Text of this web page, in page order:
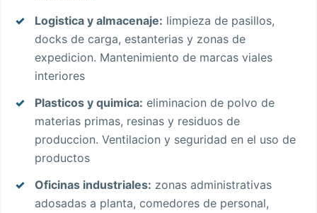
Logistica y almacenaje: limpieza de pasillos,
docks de carga, estanterias y zonas de
expedicion. Mantenimiento de marcas viales
interiores
Plasticos y quimica: eliminacion de polvo de
materias primas, resinas y residuos de
produccion. Ventilacion y seguridad en el uso de
productos
Oficinas industriales: zonas administrativas
adosadas a planta, comedores de personal,